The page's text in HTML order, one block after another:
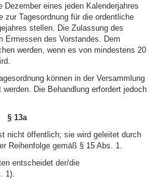
eines jeden Kalenderjahres
zur Tagesordnung für die ordentliche
stellen. Die Zulassung des
Ermessen des Vorstandes. Dem
werden, wenn es von mindestens 20
können in der Versammlung
Die Behandlung erfordert jedoch
§ 13a
nicht öffentlich; sie wird geleitet durch
Reihenfolge gemäß § 15 Abs. 1.
entscheidet der/die
1).